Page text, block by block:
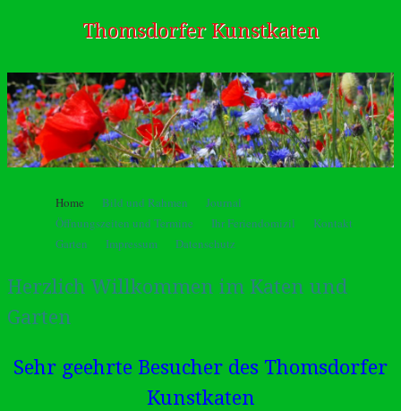
Thomsdorfer Kunstkaten
Menü
Springe zum Inhalt
Home Bild und Rahmen
Journal
Öffnungszeiten und Termine
Ihr Feriendomizil
Kontakt
Garten
Impressum Datenschutz
Herzlich Willkommen im Katen und
Garten
Sehr geehrte Besucher des Thomsdorfer
Kunstkaten